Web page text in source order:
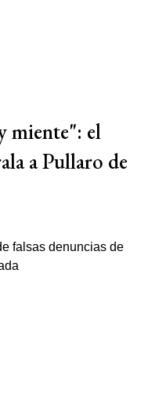
miente": el
a Pullaro de